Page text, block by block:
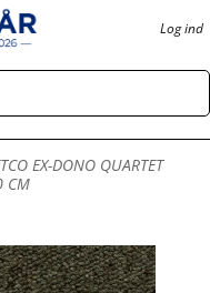
Log ind
EX-DONO QUARTET
CM